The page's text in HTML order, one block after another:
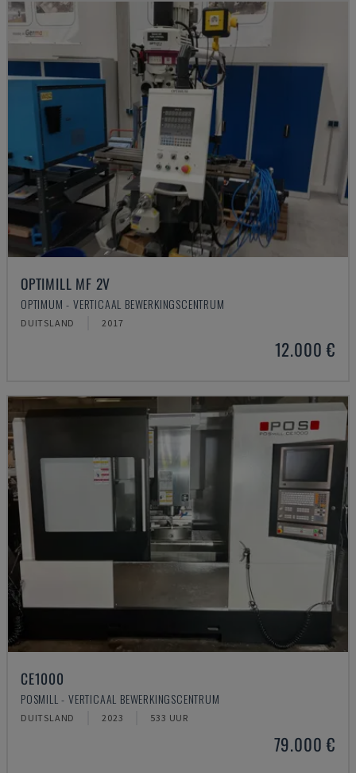
OPTIMILL MF 2V
OPTIMUM - VERTICAAL BEWERKINGSCENTRUM
DUITSLAND 2017
12.000 €
CE1000
POSMILL - VERTICAAL BEWERKINGSCENTRUM
DUITSLAND 2023 533 UUR
79.000 €